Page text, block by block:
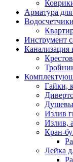
Арматура для
Водосчетчики
Инструмент
Канализация
Гайки,
Излив
Излив,
Кран-
Лейка